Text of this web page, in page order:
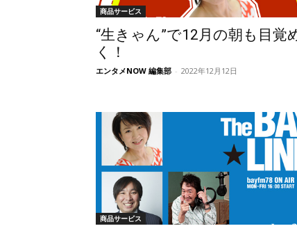
商品サービス
“生きゃん”で12月の朝も目覚
く！
エンタメNOW 編集部 - 2022年12月12日
商品サービス